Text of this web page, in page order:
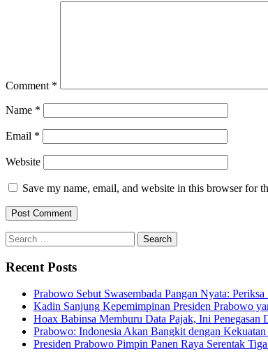
Comment *
Name *
Email *
Website
Save my name, email, and website in this browser for
Search
for:
Recent Posts
Prabowo Sebut Swasembada Pangan Nyata:
Kadin Sanjung Kepemimpinan Presiden Prabowo
Hoax Babinsa Memburu Data Pajak, Ini Penegasan
Prabowo: Indonesia Akan Bangkit dengan
Presiden Prabowo Pimpin Panen Raya Serentak